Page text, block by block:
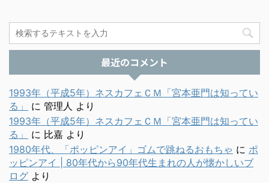
最近のコメント
1993年（平成5年）ネスカフェＣＭ「宮本亜門は知ってい
る」
に 管理人 より
1993年（平成5年）ネスカフェＣＭ「宮本亜門は知ってい
る」
に 比嘉 より
1980年代、「ポッピンアイ」ゴムで跳ねるおもちゃ に ポ
ッピンアイ | 80年代から90年代生まれの人が懐かしいブ
ログ より